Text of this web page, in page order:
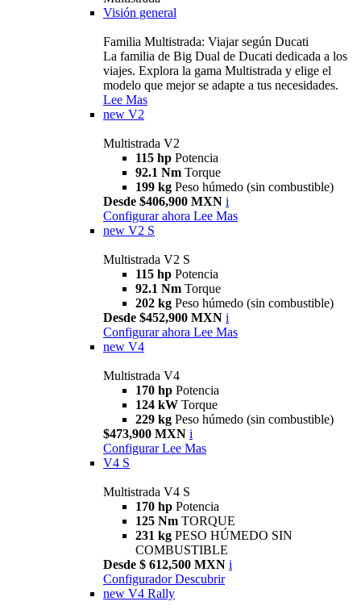
Visión general
Familia Multistrada: Viajar según Ducati
La familia de Big Dual de Ducati dedicada a los
viajes. Explora la gama Multistrada y elige el
modelo que mejor se adapte a tus necesidades.
Lee Mas
new V2
Multistrada V2
115 hp Potencia
92.1 Nm Torque
199 kg Peso húmedo (sin combustible)
Desde $406,900 MXN i
Configurar ahora Lee Mas
new V2 S
Multistrada V2 S
115 hp Potencia
92.1 Nm Torque
202 kg Peso húmedo (sin combustible)
Desde $452,900 MXN i
Configurar ahora Lee Mas
new V4
Multistrada V4
170 hp Potencia
124 kW Torque
229 kg Peso húmedo (sin combustible)
$473,900 MXN i
Configurar Lee Mas
V4 S
Multistrada V4 S
170 hp Potencia
125 Nm TORQUE
231 kg PESO HÚMEDO SIN
COMBUSTIBLE
Desde $ 612,500 MXN i
Configurador Descubrir
new V4 Rally